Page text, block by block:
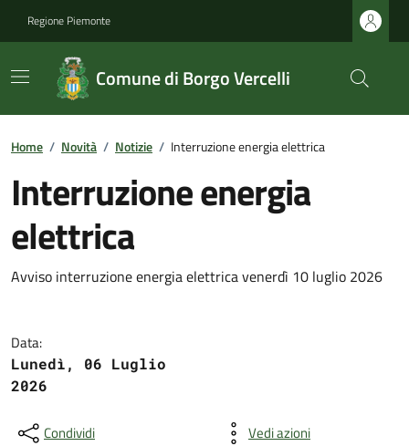
Regione Piemonte
Comune di Borgo Vercelli
Home / Novità / Notizie / Interruzione energia elettrica
Interruzione energia
elettrica
Avviso interruzione energia elettrica venerdì 10 luglio 2026
Data:
Lunedì, 06 Luglio
2026
Condividi Vedi azioni